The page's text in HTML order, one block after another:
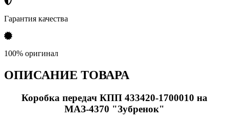
Гарантия качества
100% оригинал
ОПИСАНИЕ ТОВАРА
Коробка передач КПП 433420-1700010 на
МАЗ-4370 "Зубренок"